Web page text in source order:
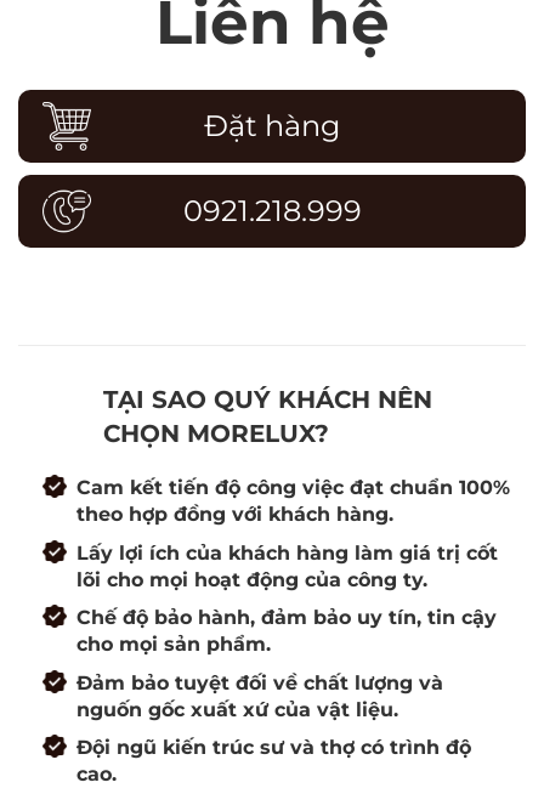
Liên hệ
Đặt hàng
0921.218.999
TẠI SAO QUÝ KHÁCH NÊN
CHỌN MORELUX?
Cam kết tiến độ công việc đạt chuẩn 100%
theo hợp đồng với khách hàng.
Lấy lợi ích của khách hàng làm giá trị cốt
lõi cho mọi hoạt động của công ty.
Chế độ bảo hành, đảm bảo uy tín, tin cậy
cho mọi sản phẩm.
Đảm bảo tuyệt đối về chất lượng và
nguốn gốc xuất xứ của vật liệu.
Đội ngũ kiến trúc sư và thợ có trình độ
cao.